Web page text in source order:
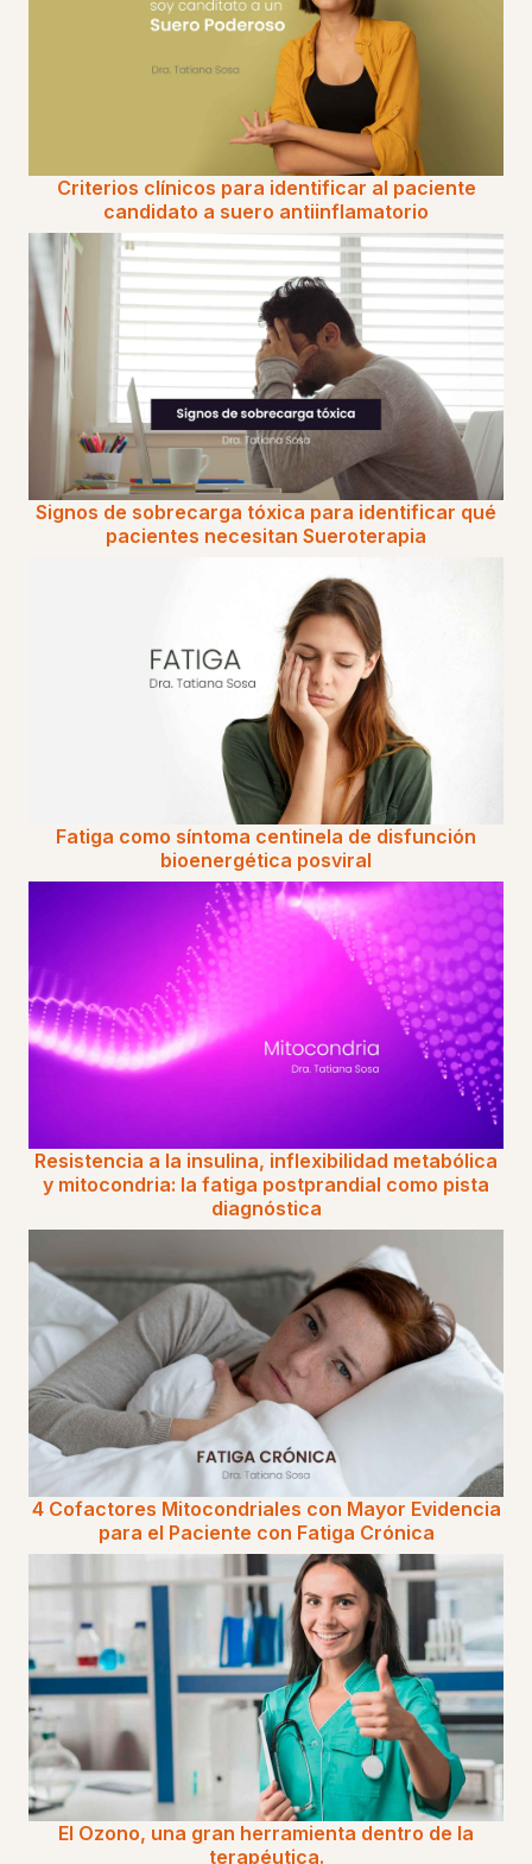
Criterios clínicos para identificar al paciente
candidato a suero antiinflamatorio
Signos de sobrecarga tóxica para identificar qué
pacientes necesitan Sueroterapia
Fatiga como síntoma centinela de disfunción
bioenergética posviral
Resistencia a la insulina, inflexibilidad metabólica
y mitocondria: la fatiga postprandial como pista
diagnóstica
4 Cofactores Mitocondriales con Mayor Evidencia
para el Paciente con Fatiga Crónica
El Ozono, una gran herramienta dentro de la
terapéutica.